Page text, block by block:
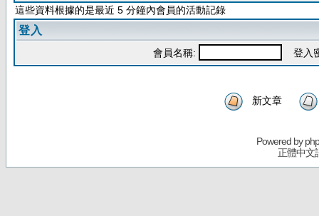
這些資料根據的是最近 5 分鐘內會員的活動記錄
登入
會員名稱: 登入
新文章
Powered by
正體中文